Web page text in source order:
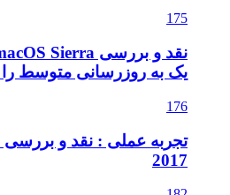
175
یک به روزرسانی متوسط را
176
2017